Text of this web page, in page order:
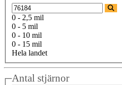
0 - 2,5 mil
0 - 5 mil
0 - 10 mil
0 - 15 mil
Hela landet
Antal stjärnor